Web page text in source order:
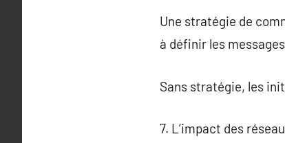
Une stratégie de
à définir les
Sans stratégie, les
7. L’impact des